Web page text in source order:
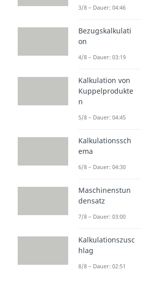
Unternehmen.
sinkenden
höhere Gewinne
Preise gesenkt
das
Anforderungen
preissensiblen
häufigste
(ausklappen)
3/8 – Dauer: 04:46
Bezugskalkulati
on
4/8 – Dauer: 03:19
Kalkulation von
Kuppelprodukte
n
5/8 – Dauer: 04:45
Kalkulationssch
ema
6/8 – Dauer: 04:30
Maschinenstun
densatz
7/8 – Dauer: 03:00
Kalkulationszusc
hlag
8/8 – Dauer: 02:51